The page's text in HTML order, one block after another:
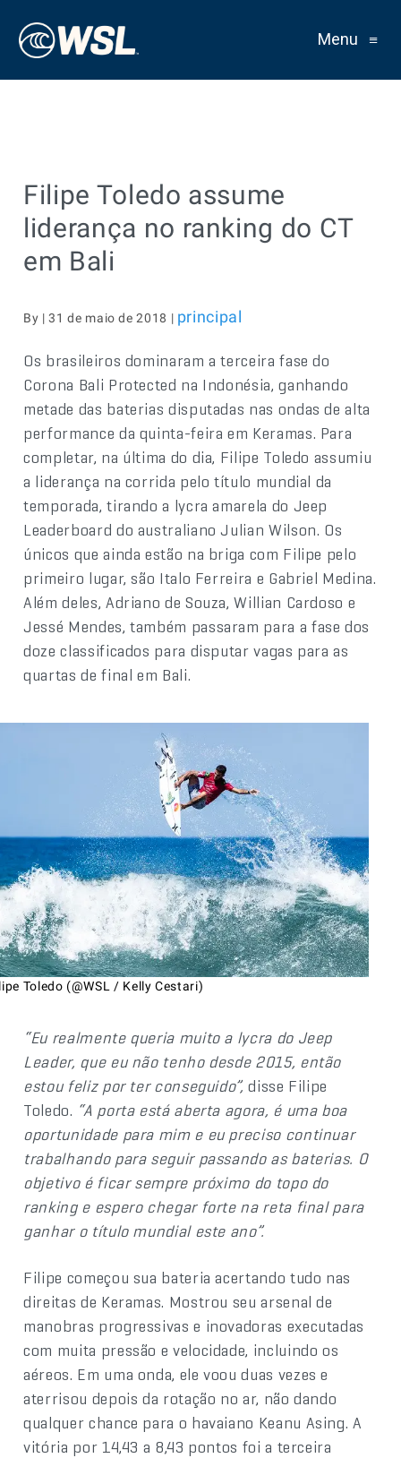
Menu ≡
Filipe Toledo assume
liderança no ranking do CT
em Bali
By | 31 de maio de 2018 | principal
Os brasileiros dominaram a terceira fase do
Corona Bali Protected na Indonésia, ganhando
metade das baterias disputadas nas ondas de alta
performance da quinta-feira em Keramas. Para
completar, na última do dia, Filipe Toledo assumiu
a liderança na corrida pelo título mundial da
temporada, tirando a lycra amarela do Jeep
Leaderboard do australiano Julian Wilson. Os
únicos que ainda estão na briga com Filipe pelo
primeiro lugar, são Italo Ferreira e Gabriel Medina.
Além deles, Adriano de Souza, Willian Cardoso e
Jessé Mendes, também passaram para a fase dos
doze classificados para disputar vagas para as
quartas de final em Bali.
Toledo (@WSL / Kelly Cestari)
“Eu realmente queria muito a lycra do Jeep
Leader, que eu não tenho desde 2015, então
estou feliz por ter conseguido”,disse Filipe
Toledo. “A porta está aberta agora, é uma boa
oportunidade para mim e eu preciso continuar
trabalhando para seguir passando as baterias. O
objetivo é ficar sempre próximo do topo do
ranking e espero chegar forte na reta final para
ganhar o título mundial este ano”.
Filipe começou sua bateria acertando tudo nas
direitas de Keramas. Mostrou seu arsenal de
manobras progressivas e inovadoras executadas
com muita pressão e velocidade, incluindo os
aéreos. Em uma onda, ele voou duas vezes e
aterrisou depois da rotação no ar, não dando
qualquer chance para o havaiano Keanu Asing. A
vitória por 14,43 a 8,43 pontos foi a terceira